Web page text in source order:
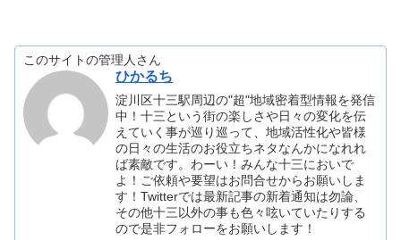
このサイトの管理人さん
ひかるち
淀川区十三駅周辺の"超"地域密着型情報を発信
中！十三という街の楽しさや日々の変化を伝
えていく事が巡り巡って、地域活性化や皆様
の日々の生活のお役立ちネタなんかになれれ
ば素敵です。わーい！みんな十三においで
よ！ご依頼や要望はお問合せからお願いしま
す！Twitterでは最新記事の新着通知は勿論、
その他十三以外の事も色々呟いていたりする
ので是非フォローをお願いします！